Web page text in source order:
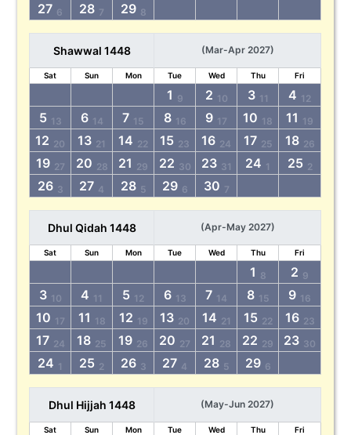
27 6 28 7 29 8
Shawwal 1448 (Mar-Apr 2027)
Sat Sun Mon Tue Wed Thu Fri
1 9 2 10 3 11 4 12
5 13 6 14 7 15 8 16 9 17 10 18 11 19
12 20 13 21 14 22 15 23 16 24 17 25 18 26
19 27 20 28 21 29 22 30 23 31 24 1 25 2
26 3 27 4 28 5 29 6 30 7
Dhul Qidah 1448 (Apr-May 2027)
Sat Sun Mon Tue Wed Thu Fri
1 8 2 9
3 10 4 11 5 12 6 13 7 14 8 15 9 16
10 17 11 18 12 19 13 20 14 21 15 22 16 23
17 24 18 25 19 26 20 27 21 28 22 29 23 30
24 1 25 2 26 3 27 4 28 5 29 6
Dhul Hijjah 1448 (May-Jun 2027)
Sat Sun Mon Tue Wed Thu Fri